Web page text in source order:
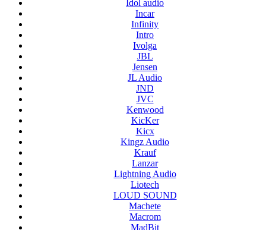
Idol audio
Incar
Infinity
Intro
Ivolga
JBL
Jensen
JL Audio
JND
JVC
Kenwood
KicKer
Kicx
Kingz Audio
Krauf
Lanzar
Lightning Audio
Liotech
LOUD SOUND
Machete
Macrom
MadBit